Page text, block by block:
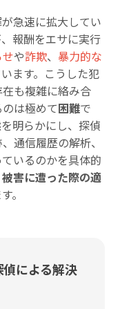
急速に拡大してい
報酬をエサに実行
せや詐欺、 暴力的な
ます。こうした犯
も複雑に絡み合
は極めて困難で
明らかにし、探偵
通信履歴の解析、
いるのかを具体的
被害に遭った際の適
。
による解決